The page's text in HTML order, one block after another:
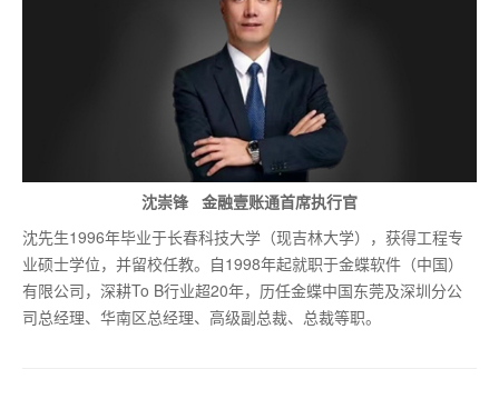
沈崇锋 金融壹账通首席执行官
沈先生1996年毕业于长春科技大学（现吉林大学），获得工程专
业硕士学位，并留校任教。自1998年起就职于金蝶软件（中国）
有限公司，深耕To B行业超20年，历任金蝶中国东莞及深圳分公
司总经理、华南区总经理、高级副总裁、总裁等职。